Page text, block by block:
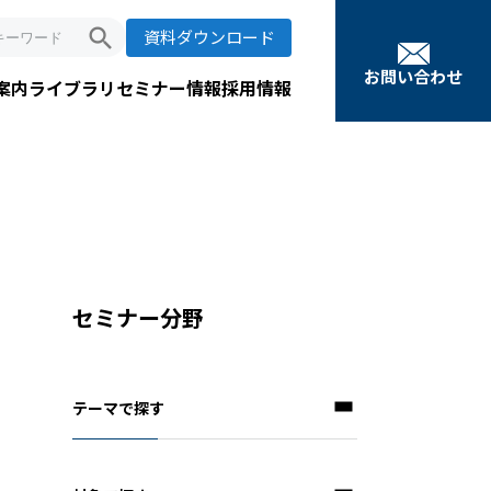
search 資料ダウンロード
内ライブラリセミナー情報採用情報 お問い合わせ
セミナー分野
テーマで探す